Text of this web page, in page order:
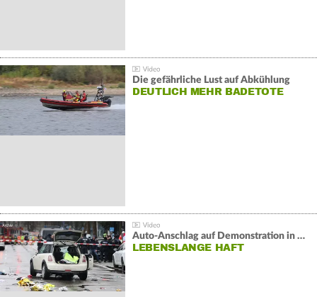
Die gefährliche Lust auf Abkühlung
DEUTLICH MEHR BADETOTE
Auto-Anschlag auf Demonstration in München:
LEBENSLANGE HAFT